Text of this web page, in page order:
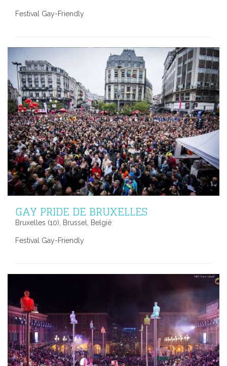
Festival Gay-Friendly
GAY PRIDE DE BRUXELLES
Bruxelles (10), Brussel, België
Festival Gay-Friendly